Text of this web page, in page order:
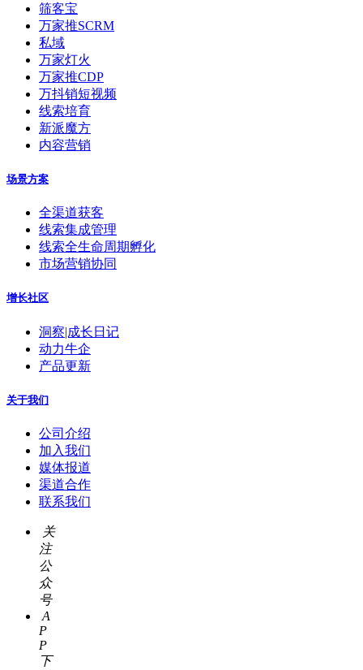
筛客宝
万家推SCRM
私域
万家灯火
万家推CDP
万抖销短视频
线索培育
新派魔方
内容营销
场景方案
全渠道获客
线索集成管理
线索全生命周期孵化
市场营销协同
增长社区
洞察|成长日记
动力牛企
产品更新
关于我们
公司介绍
加入我们
媒体报道
渠道合作
联系我们
关
注
公
众
号
A
P
P
下